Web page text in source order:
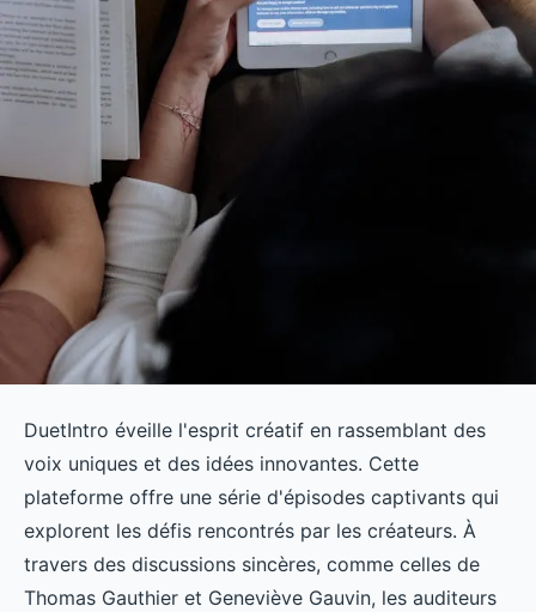
DuetIntro éveille l'esprit créatif en rassemblant des
voix uniques et des idées innovantes. Cette
plateforme offre une série d'épisodes captivants qui
explorent les défis rencontrés par les créateurs. À
travers des discussions sincères, comme celles de
Thomas Gauthier et Geneviève Gauvin, les auditeurs